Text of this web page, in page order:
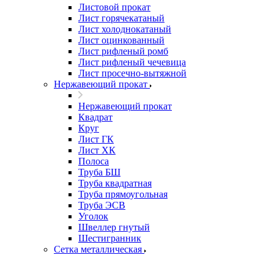
Листовой прокат
Лист горячекатаный
Лист холоднокатаный
Лист оцинкованный
Лист рифленый ромб
Лист рифленый чечевица
Лист просечно-вытяжной
Нержавеющий прокат
Нержавеющий прокат
Квадрат
Круг
Лист ГК
Лист ХК
Полоса
Труба БШ
Труба квадратная
Труба прямоугольная
Труба ЭСВ
Уголок
Швеллер гнутый
Шестигранник
Сетка металлическая